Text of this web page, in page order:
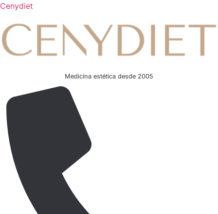
Cenydiet
Medicina estética desde 2005